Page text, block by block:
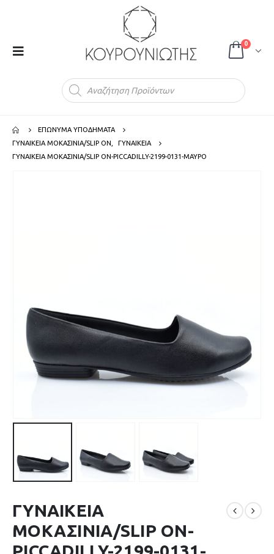
0
ΕΠΩΝΥΜΑ ΥΠΟΔΗΜΑΤΑ
ΓΥΝΑΙΚΕΙΑ ΜΟΚΑΣΙΝΙΑ/SLIP ON
ΓΥΝΑΙΚΕΙΑ
ΓΥΝΑΙΚΕΙΑ ΜΟΚΑΣΙΝΙΑ/SLIP ON-PICCADILLY-2199-0131-ΜΑΥΡΟ
ΓΥΝΑΙΚΕΙΑ
ΜΟΚΑΣΙΝΙΑ/SLIP ON-